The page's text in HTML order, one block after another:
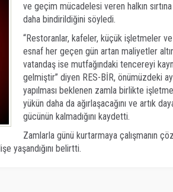
ve geçim mücadelesi veren halkın
daha bindirildiğini söyledi.
“Restoranlar, kafeler, küçük işletmeler
esnaf her geçen gün artan maliyetler
vatandaş ise mutfağındaki tencereyi
gelmiştir” diyen RES-BİR, önümüzdeki
yapılması beklenen zamla birlikte
yükün daha da ağırlaşacağını ve artık
gücünün kalmadığını kaydetti.
Zamlarla günü kurtarmaya çalışmanın
yaşandığını belirtti.